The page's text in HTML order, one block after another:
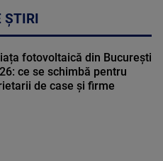
ȘTIRI
fotovoltaică din București
ce se schimbă pentru
de case și firme